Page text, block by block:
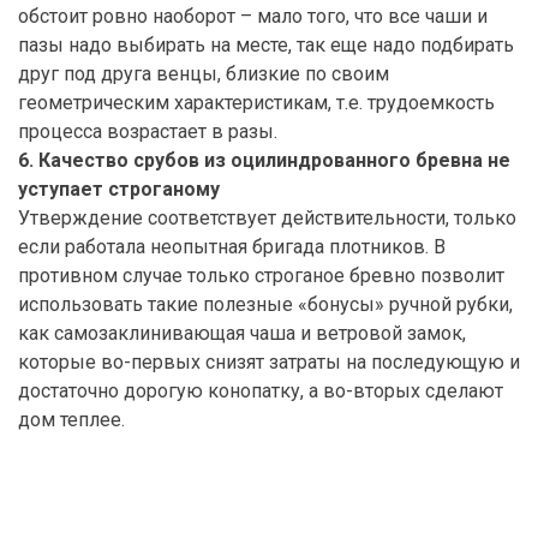
обстоит ровно наоборот – мало того, что все чаши и
пазы надо выбирать на месте, так еще надо подбирать
друг под друга венцы, близкие по своим
геометрическим характеристикам, т.е. трудоемкость
процесса возрастает в разы.
6. Качество срубов из оцилиндрованного бревна не
уступает строганому
Утверждение соответствует действительности, только
если работала неопытная бригада плотников. В
противном случае только строганое бревно позволит
использовать такие полезные «бонусы» ручной рубки,
как самозаклинивающая чаша и ветровой замок,
которые во-первых снизят затраты на последующую и
достаточно дорогую конопатку, а во-вторых сделают
дом теплее.